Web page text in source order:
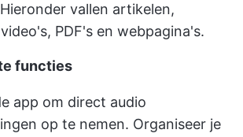
vallen artikelen,
PDF's en webpagina's.
functies
app om direct audio
op te nemen. Organiseer je